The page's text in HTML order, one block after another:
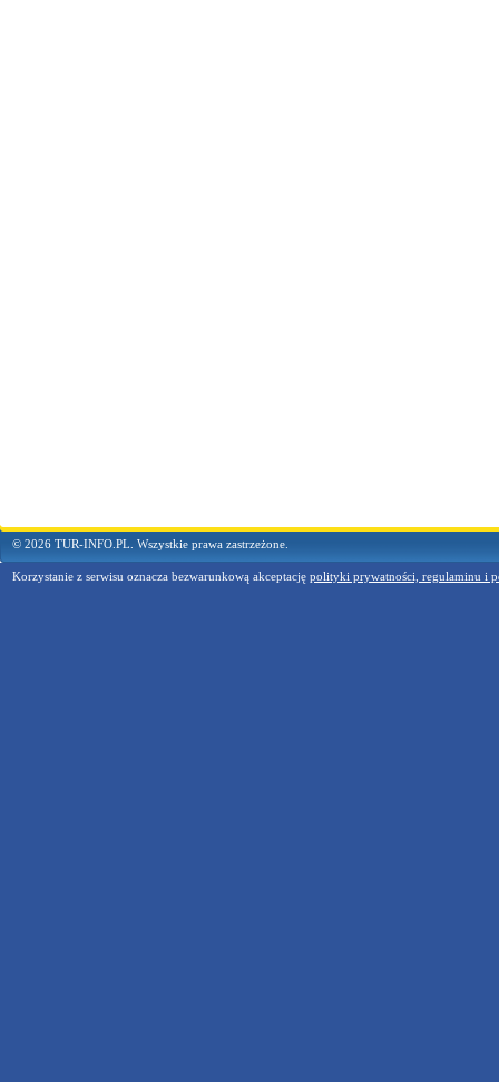
© 2026 TUR-INFO.PL. Wszystkie prawa zastrzeżone.
Korzystanie z serwisu oznacza bezwarunkową akceptację polityki prywatności, regulaminu i